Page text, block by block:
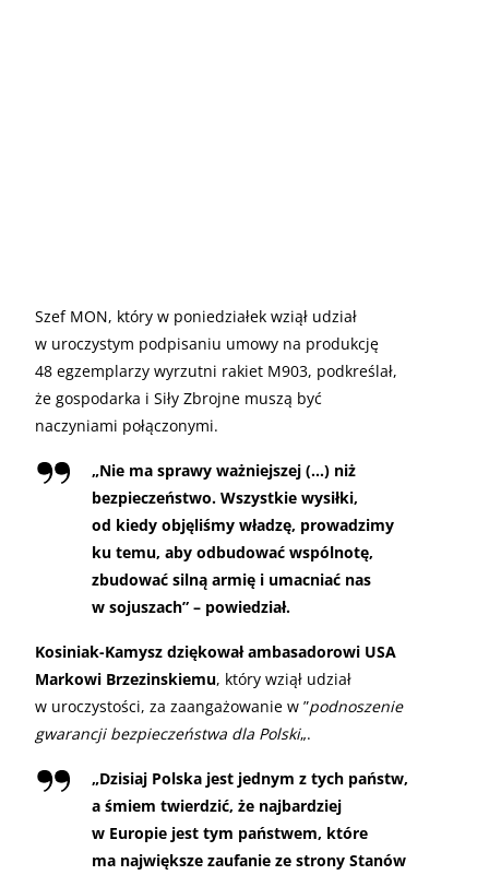
Szef MON, który w poniedziałek wziął udział
w uroczystym podpisaniu umowy na produkcję
48 egzemplarzy wyrzutni rakiet M903, podkreślał,
że gospodarka i Siły Zbrojne muszą być
naczyniami połączonymi.
„Nie ma sprawy ważniejszej (…) niż
bezpieczeństwo. Wszystkie wysiłki,
od kiedy objęliśmy władzę, prowadzimy
ku temu, aby odbudować wspólnotę,
zbudować silną armię i umacniać nas
w sojuszach” – powiedział.
Kosiniak-Kamysz dziękował ambasadorowi USA
Markowi Brzezinskiemu, który wziął udział
w uroczystości, za zaangażowanie w ”podnoszenie
gwarancji bezpieczeństwa dla Polski„.
„Dzisiaj Polska jest jednym z tych państw,
a śmiem twierdzić, że najbardziej
w Europie jest tym państwem, które
ma największe zaufanie ze strony Stanów